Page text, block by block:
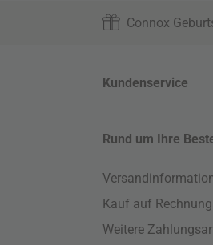
Connox
Kundenservice
Rund um Ihre
Kauf auf Rechnung
Weitere